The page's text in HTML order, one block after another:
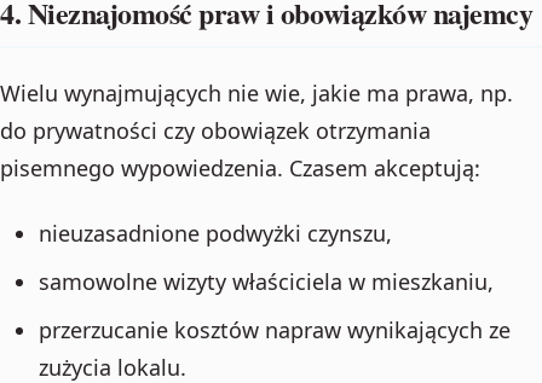
4. Nieznajomość praw i obowiązków najemcy
Wielu wynajmujących nie wie, jakie ma prawa, np.
do prywatności czy obowiązek otrzymania
pisemnego wypowiedzenia. Czasem akceptują:
nieuzasadnione podwyżki czynszu,
samowolne wizyty właściciela w mieszkaniu,
przerzucanie kosztów napraw wynikających ze
zużycia lokalu.